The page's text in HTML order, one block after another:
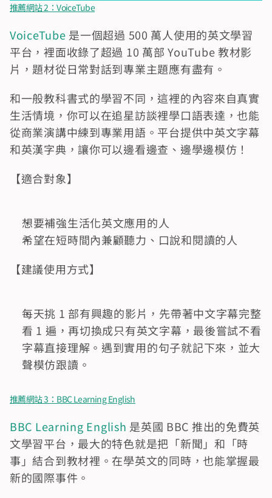
推薦網站 2：VoiceTube
VoiceTube 是一個超過 500 萬人使用的英文學習
平台，裡面收錄了超過 10 萬部 YouTube 教材影
片，題材從日常對話到專業主題應有盡有。
和一般教科書式的學習不同，這裡的內容來自真實
生活情境，你可以在追星訪談裡學口語表達，也能
從商業演講中練到專業用語。平台提供中英文字幕
和英漢字典，讓你可以邊看邊查、邊學邊模仿！
【適合對象】
想要補強生活化英文應用的人
希望在短時間內兼顧聽力、口說和閱讀的人
【建議使用方式】
每天挑 1 部有興趣的影片，先帶著中文字幕完整
看 1 遍，再切換成只有英文字幕，最後嘗試不看
字幕直接理解。遇到實用的句子就記下來，並大
聲模仿跟讀。
推薦網站 3：BBC Learning English
BBC Learning English 是英國 BBC 推出的免費英
文學習平台，最大的特色就是把「新聞」和「時
事」結合到教材裡。在學英文的同時，也能掌握最
新的國際事件。